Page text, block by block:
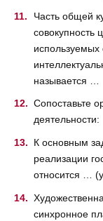
Часть общей
совокупность
используемых
называется …
Сопоставьте
деятельности:
К основным
реализации
относится …
синхронное